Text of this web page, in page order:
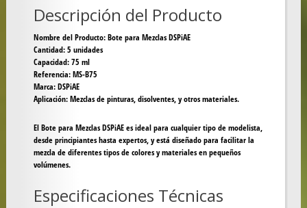
Descripción del Producto
Nombre del Producto:Bote para Mezclas DSPiAE
Cantidad:5 unidades
Capacidad:75 ml
Referencia:MS-B75
Marca:DSPiAE
Aplicación:Mezclas de pinturas, disolventes, y otros materiales.
El Bote para Mezclas DSPiAE es ideal para cualquier tipo de modelista,
desde principiantes hasta expertos, y está diseñado para facilitar la
mezcla de diferentes tipos de colores y materiales en pequeños
volúmenes.
Especificaciones Técnicas